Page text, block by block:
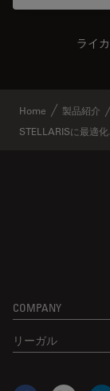
ライ
Home 製品紹介
STELLARISに最適
COMPANY
リーガル